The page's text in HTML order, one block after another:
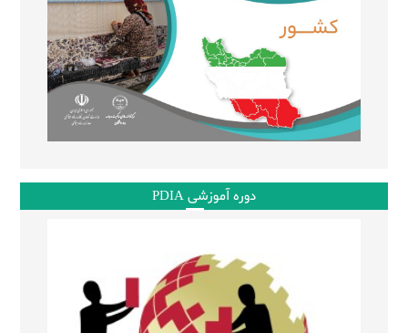
دوره آموزشی PDIA